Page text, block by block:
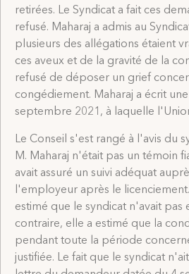
retirées. Le Syndicat a fait ces
refusé. Maharaj a admis au
plusieurs des allégations étaient
ces aveux et de la gravité de la
refusé de déposer un grief
congédiement. Maharaj a écrit
septembre 2021, à laquelle
Le Conseil s'est rangé à l'avis du
M. Maharaj n'était pas un témoin
avait assuré un suivi adéquat
l'employeur après le
estimé que le syndicat n'avait pas
contraire, elle a estimé que la
pendant toute la période
justifiée. Le fait que le syndicat